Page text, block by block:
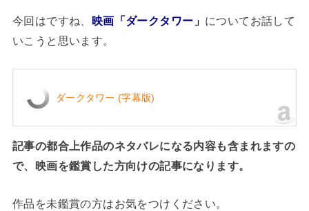
今回はですね、 映画「ダークタワー」 についてお話して
いこうと思います。
ダークタワー (字幕版)
記事の都合上作品のネタバレになる内容も含まれますの
で、映画を鑑賞した方向けの記事になります。
作品を未鑑賞の方はお気をつけください。